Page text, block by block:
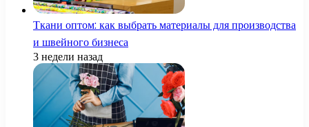
Ткани оптом: как выбрать материалы для производства
и швейного бизнеса
3 недели назад